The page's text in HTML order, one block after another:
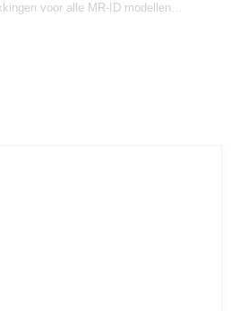
voor alle MR-ID modellen…